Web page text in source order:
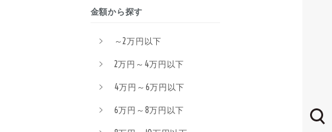
金額から探す
～2万円以下
2万円～4万円以下
4万円～6万円以下
6万円～8万円以下